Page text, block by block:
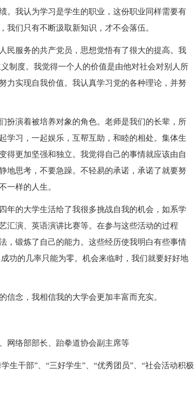
。我认为学习是学生的职业，这份职业同样需要有
们只有不断汲取新知识，才不会落伍。
民服务的共产党员，思想觉悟有了很大的提高。我
制度。我觉得一个人的价值是由他对社会对别人所
力实现自我价值。我认真学习党的各种理论，并努
扮演着被培养对象的角色。老师是我们的长辈，所
学习，一起娱乐，互帮互助，和睦的相处。集体生
得更加坚强和独立。我觉得自己的事情就应该由自
地思考，不要急躁。不轻易的承诺，承诺了就要努
一样的人生。
年的大学生活给了我很多挑战自我的机会，如系学
汇演、英语演讲比赛等。在参与这些活动的过程
，锻炼了自己的能力。这些经历使我明白有些事情
功的几率只能为零。机会来临时，我们就要好好地
念，我相信我的大学会更加丰富而充实。
网络部部长、跆拳道协会副主席等
生干部”、“三好学生”、“优秀团员”、“社会活动积极